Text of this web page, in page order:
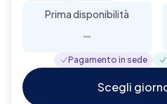
Prima disponibilità
-
Pagamento in sede
Scegli